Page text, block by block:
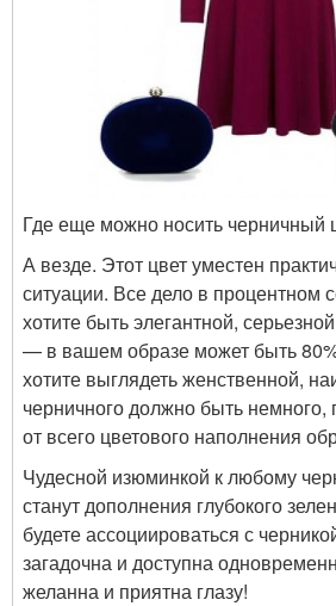
Где еще можно носить черничный
А везде. Этот цвет уместен
ситуации. Все дело в процентном
хотите быть элегантной,
— в вашем образе может быть
хотите выглядеть женственной,
черничного должно быть
от всего цветового наполнения
Чудесной изюминкой к любому
станут дополнения глубокого
будете ассоциироваться с
загадочна и доступна
желанна и приятна глазу!